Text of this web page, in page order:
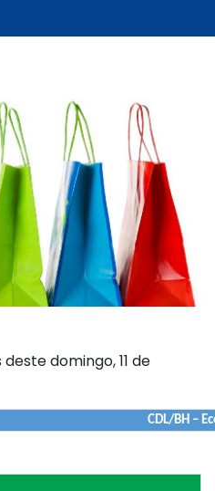
domingo, 11 de
CDL/BH –